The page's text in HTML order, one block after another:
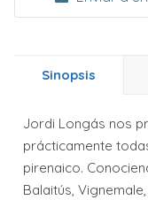
Sinopsis
Jordi Longás nos
prácticamente
pirenaico.
Balaitús,